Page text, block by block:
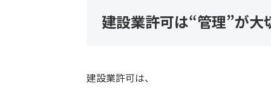
建設業許可は“管理”が大
建設業許可は、